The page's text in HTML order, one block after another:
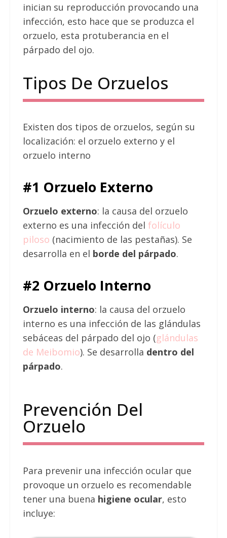
inician su reproducción provocando una
infección, esto hace que se produzca el
orzuelo, esta protuberancia en el
párpado del ojo.
Tipos De Orzuelos
Existen dos tipos de orzuelos, según su
localización: el orzuelo externo y el
orzuelo interno
#1 Orzuelo Externo
Orzuelo externo: la causa del orzuelo
externo es una infección del folículo
piloso (nacimiento de las pestañas). Se
desarrolla en el borde del párpado.
#2 Orzuelo Interno
Orzuelo interno: la causa del orzuelo
interno es una infección de las glándulas
sebáceas del párpado del ojo (glándulas
de Meibomio). Se desarrolla dentro del
párpado.
Prevención Del
Orzuelo
Para prevenir una infección ocular que
provoque un orzuelo es recomendable
tener una buena higiene ocular, esto
incluye: